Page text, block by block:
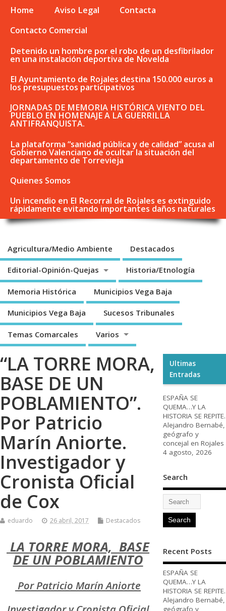
Home Aviso Legal
Contacta
Contacto Comercial
Detenido un hombre por el robo de un desfibrilador
en una instalación deportiva de Novelda
El Ayuntamiento de Rojales destina 150.000 euros a
los presupuestos participativos
JORNADAS DE MEMORIA HISTÓRICA VIENTO DEL
PUEBLO EN HOMENAJE A LA GUERRILLA
ANTIFRANQUISTA.
La plataforma “sanidad pública y de calidad” acusa al
Gobierno Valenciano de ocultar la situación del
departamento de Torrevieja
Quienes Somos
Un incendio en El Recorral de Rojales es extinguido
rápidamente evitando importantes daños naturales
Agricultura/Medio Ambiente Destacados
Editorial-Opinión-Quejas Historia/Etnología
Memoria Histórica Municipios Vega Baja
Municipios Vega Baja Sucesos Tribunales
Temas Comarcales Varios
“LA TORRE MORA,
BASE DE UN
POBLAMIENTO”.
Por Patricio
Marín Aniorte.
Investigador y
Cronista Oficial
de Cox
eduardo 26 abril, 2017 Destacados
LA TORRE MORA, BASE
DE UN POBLAMIENTO
Por Patricio Marín Aniorte
Ultimas
Entradas
ESPAÑA SE
QUEMA…Y LA
HISTORIA SE REPITE.
Alejandro Bernabé,
geógrafo y
concejal en Rojales
4 agosto, 2026
Search
Recent Posts
ESPAÑA SE
QUEMA…Y LA
HISTORIA SE REPITE.
Alejandro Bernabé,
geógrafo y